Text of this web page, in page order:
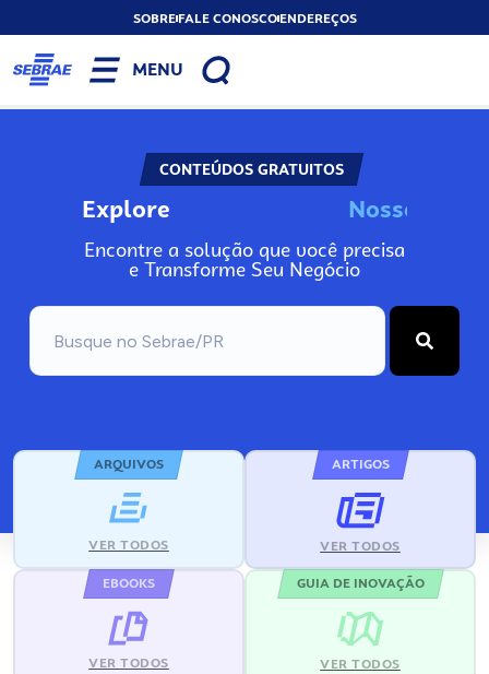
SOBREFALE CONOSCOENDEREÇOS
MENU
CONTEÚDOS GRATUITOS
Explore Nosso
Encontre a solução que você precisa
e Transforme Seu Negócio
ARQUIVOS
VER TODOS
ARTIGOS
VER TODOS
EBOOKS
VER TODOS
GUIA DE INOVAÇÃO
VER TODOS